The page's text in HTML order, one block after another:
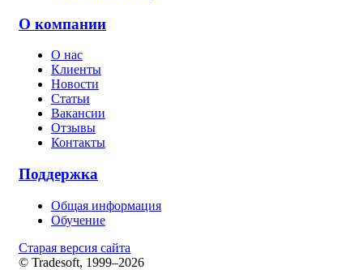
О компании
О нас
Клиенты
Новости
Статьи
Вакансии
Отзывы
Контакты
Поддержка
Общая информация
Обучение
Старая версия сайта
© Tradesoft, 1999–2026